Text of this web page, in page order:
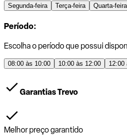
Segunda-feira Terça-feira Quarta-feira
Período:
Escolha o período que possui
08:00 às 10:00 10:00 às 12:00 12:00
Garantias Trevo
Melhor preço garantido